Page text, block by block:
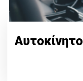
Αυτοκίνητο